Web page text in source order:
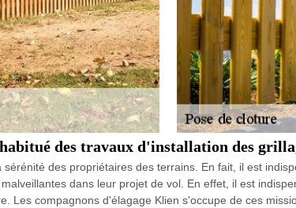
des travaux d'installation des
des propriétaires des terrains. En fait, il est
dans leur projet de vol. En effet, il est
Les compagnons d'élagage Klien s'occupe de ces